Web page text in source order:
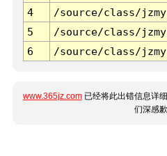
4
/source/class/
5
/source/class/
6
/source/class/
www.365jz.com 已经将此出错信息详
们深感